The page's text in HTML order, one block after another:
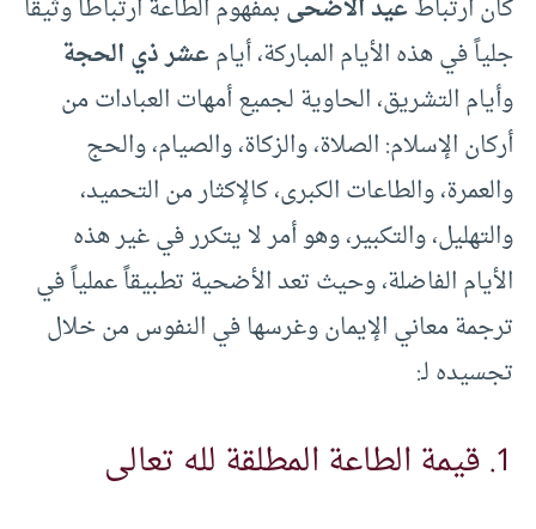
كان ارتباطعيد الأضحىبمفهوم الطاعة ارتباطاً وثيقاً
جلياً في هذه الأيام المباركة، أيامعشر ذي الحجة
وأيام التشريق، الحاوية لجميع أمهات العبادات من
أركان الإسلام: الصلاة، والزكاة، والصيام، والحج
والعمرة، والطاعات الكبرى، كالإكثار من التحميد،
والتهليل، والتكبير، وهو أمر لا يتكرر في غير هذه
الأيام الفاضلة، وحيث تعد الأضحية تطبيقاً عملياً في
ترجمة معاني الإيمان وغرسها في النفوس من خلال
تجسيده لـ:
1. قيمة الطاعة المطلقة لله تعالى